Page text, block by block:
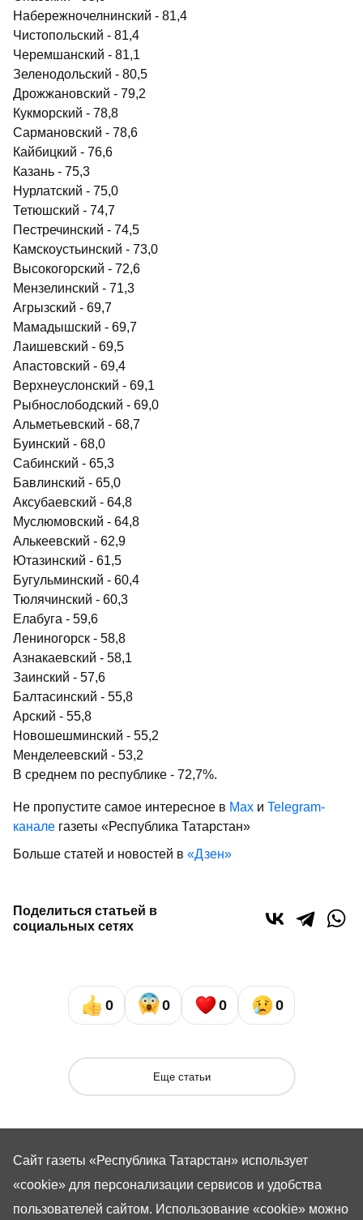
Набережночелнинский - 81,4
Чистопольский - 81,4
Черемшанский - 81,1
Зеленодольский - 80,5
Дрожжановский - 79,2
Кукморский - 78,8
Сармановский - 78,6
Кайбицкий - 76,6
Казань - 75,3
Нурлатский - 75,0
Тетюшский - 74,7
Пестречинский - 74,5
Камскоустьинский - 73,0
Высокогорский - 72,6
Мензелинский - 71,3
Агрызский - 69,7
Мамадышский - 69,7
Лаишевский - 69,5
Апастовский - 69,4
Верхнеуслонский - 69,1
Рыбнослободский - 69,0
Альметьевский - 68,7
Буинский - 68,0
Сабинский - 65,3
Бавлинский - 65,0
Аксубаевский - 64,8
Муслюмовский - 64,8
Алькеевский - 62,9
Ютазинский - 61,5
Бугульминский - 60,4
Тюлячинский - 60,3
Елабуга - 59,6
Лениногорск - 58,8
Азнакаевский - 58,1
Заинский - 57,6
Балтасинский - 55,8
Арский - 55,8
Новошешминский - 55,2
Менделеевский - 53,2
В среднем по республике - 72,7%.
Не пропустите самое интересное в Max и Telegram-
канале газеты «Республика Татарстан»
Больше статей и новостей в «Дзен»
Поделиться статьей в
социальных сетях
0 0 0 0
Еще статьи
Сайт газеты «Республика Татарстан» использует
«cookie» для персонализации сервисов и удобства
пользователей сайтом. Использование «cookie» можно